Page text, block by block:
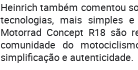
Heinrich também comentou
tecnologias, mais simples
Motorrad Concept R18 são
comunidade do
simplificação e autenticidade.